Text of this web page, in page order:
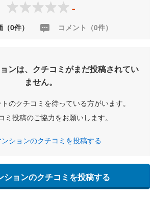
-
0件） コメント（0件）
ンは、クチコミがまだ投稿されてい
ません。
のクチコミを待っている方がいます。
ミ投稿のご協力をお願いします。
ションのクチコミを投稿する
ションのクチコミを投稿する